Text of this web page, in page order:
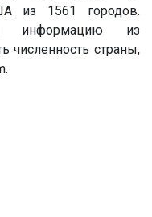
из 1561 городов.
информацию из
численность страны,